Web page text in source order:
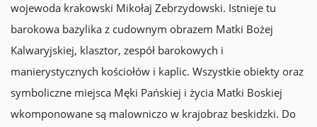
wojewoda krakowski Mikołaj Zebrzydowski. Istnieje tu
barokowa bazylika z cudownym obrazem Matki Bożej
Kalwaryjskiej, klasztor, zespół barokowych i
manierystycznych kościołów i kaplic. Wszystkie obiekty oraz
symboliczne miejsca Męki Pańskiej i życia Matki Boskiej
wkomponowane są malowniczo w krajobraz beskidzki. Do